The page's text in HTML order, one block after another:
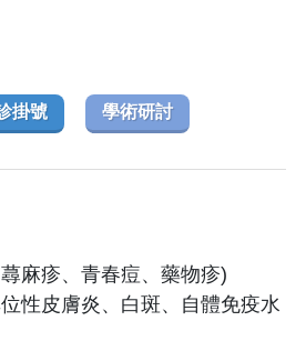
掛號 學術研討
麻疹、青春痘、藥物疹)
性皮膚炎、白斑、自體免疫水